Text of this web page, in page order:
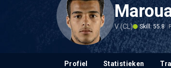
V (CL) Skill: 55.8
Profiel Statistieken